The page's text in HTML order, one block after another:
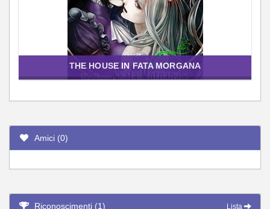
THE HOUSE IN FATA MORGANA
Amici (0)
Riconoscimenti (1) Lista